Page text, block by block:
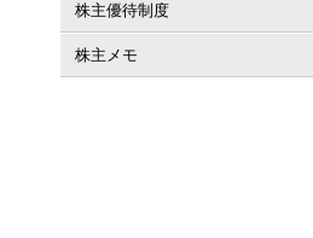
株主優待制度
株主メモ